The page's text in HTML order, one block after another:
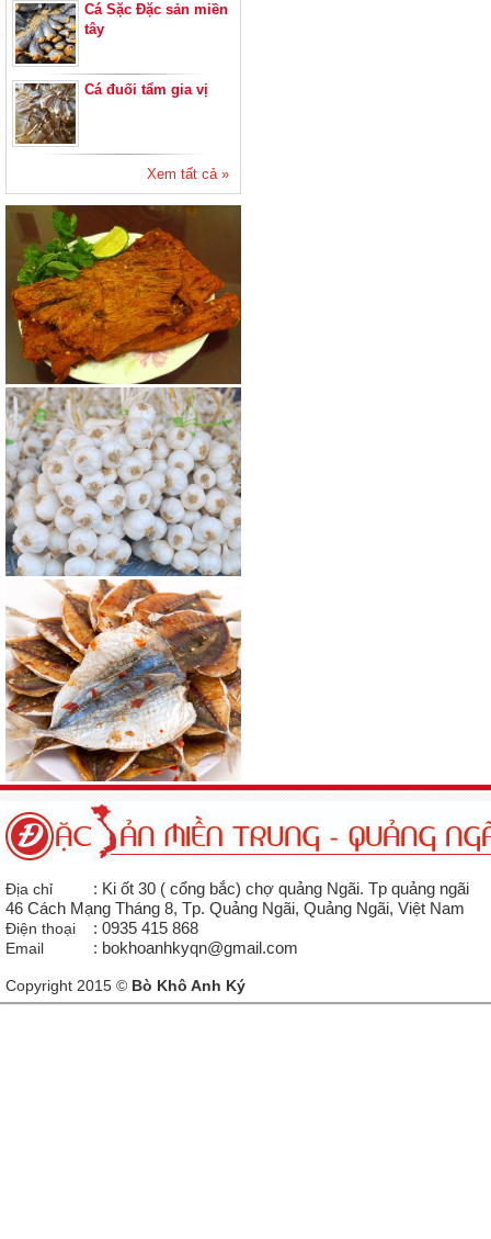
Cá Sặc Đặc sản miền
tây
Cá đuối tẩm gia vị
Xem tất cả »
Địa chỉ
: Ki ốt 30 ( cổng bắc) chợ quảng Ngãi. Tp quảng ngãi
46 Cách Mạng Tháng 8, Tp. Quảng Ngãi, Quảng Ngãi, Việt Nam
Điện thoại
: 0935 415 868
Email
: bokhoanhkyqn@gmail.com
Copyright 2015 © Bò Khô Anh Ký